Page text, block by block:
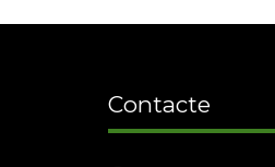
Contacte